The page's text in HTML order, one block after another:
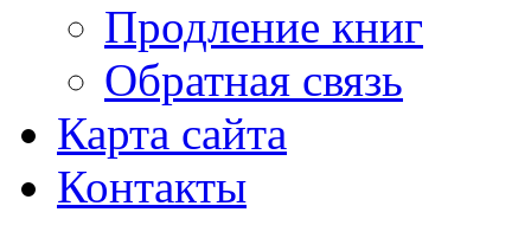
Продление книг
Обратная связь
Карта сайта
Контакты